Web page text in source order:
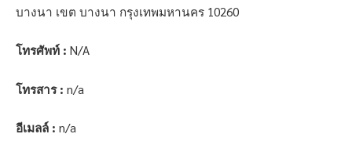
บางนา เขต บางนา กรุงเทพมหานคร 10260
โทรศัพท์ : N/A
โทรสาร : n/a
อีเมลล์ : n/a